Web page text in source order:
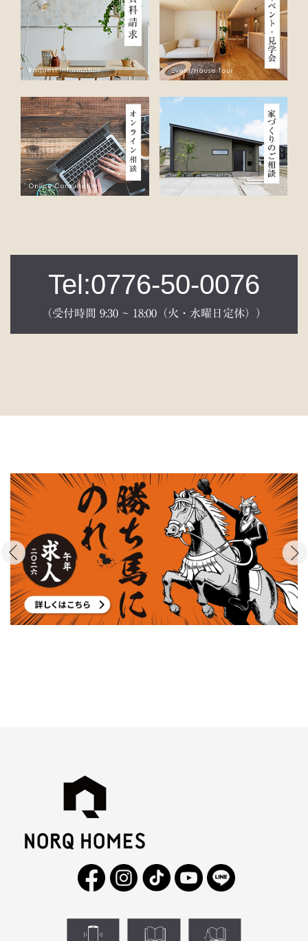
Tel:0776-50-0076
（受付時間 9:30 ~ 18:00（火・水曜日定休））